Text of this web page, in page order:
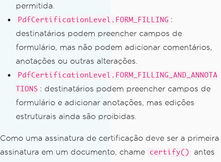
// Save the signed PDF with th
e visible signature image embedded
signed.pdf"));
}
}
permitida.
PdfCertificationLevel.FORM_FILLING :
destinatários podem preencher campos de
formulário, mas não podem adicionar comentários,
anotações ou outras alterações.
PdfCertificationLevel.FORM_FILLING_AND_ANNOTA
TIONS : destinatários podem preencher campos de
formulário e adicionar anotações, mas edições
estruturais ainda são proibidas.
Como uma assinatura de certificação deve ser a primeira
assinatura em um documento, chame
certify()
antes